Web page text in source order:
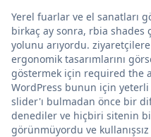
Yerel fuarlar ve el sanatları
birkaç ay sonra, rbia shades
yolunu arıyordu.
ergonomik tasarımlarını
göstermek için required the
WordPress bunun için
slider'ı bulmadan önce bir
denediler ve hiçbiri sitenin
görünmüyordu ve